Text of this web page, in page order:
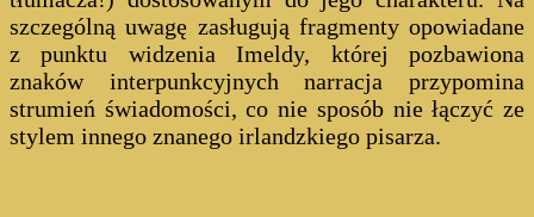
szczególną uwagę zasługują fragmenty opowiadane
z punktu widzenia Imeldy, której pozbawiona
znaków interpunkcyjnych narracja przypomina
strumień świadomości, co nie sposób nie łączyć ze
stylem innego znanego irlandzkiego pisarza.